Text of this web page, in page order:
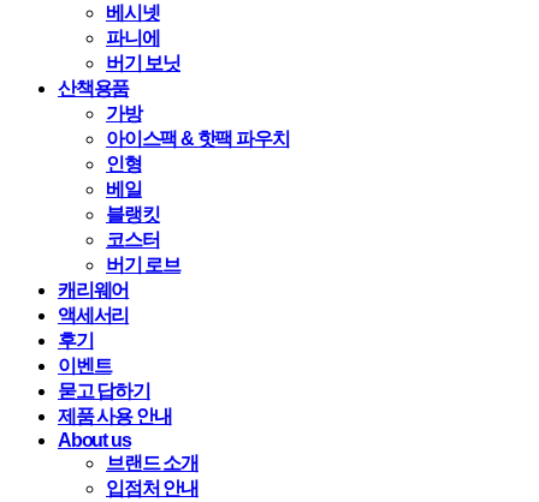
베시넷
파니에
버기 보닛
산책용품
가방
아이스팩 & 핫팩 파우치
인형
베일
블랭킷
코스터
버기 로브
캐리웨어
액세서리
후기
이벤트
묻고 답하기
제품 사용 안내
About us
브랜드 소개
입점처 안내